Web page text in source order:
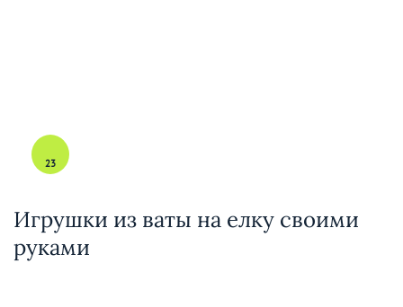
23
Игрушки из ваты на елку своими
руками